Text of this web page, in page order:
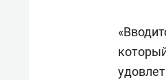
комфорта под